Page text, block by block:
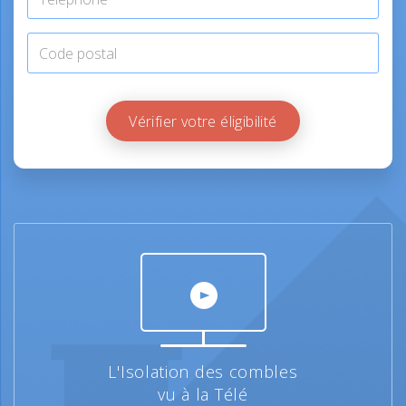
Vérifier votre éligibilité
L'Isolation des combles
vu à la Télé